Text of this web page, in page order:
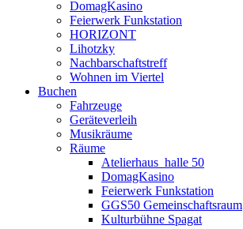
DomagKasino
Feierwerk Funkstation
HORIZONT
Lihotzky
Nachbarschaftstreff
Wohnen im Viertel
Buchen
Fahrzeuge
Geräteverleih
Musikräume
Räume
Atelierhaus_halle 50
DomagKasino
Feierwerk Funkstation
GGS50 Gemeinschaftsraum
Kulturbühne Spagat